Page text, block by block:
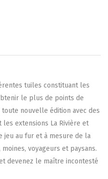
tuiles constituant les
le plus de points de
nouvelle édition avec des
extensions La Rivière et
jeu au fur et à mesure de la
voyageurs et paysans.
devenez le maître incontesté